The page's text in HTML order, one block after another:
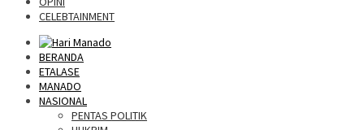
CELEBTAINMENT
BERANDA
ETALASE
MANADO
NASIONAL
PENTAS POLITIK